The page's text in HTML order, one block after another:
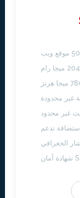
غير محدودة
غير محدود